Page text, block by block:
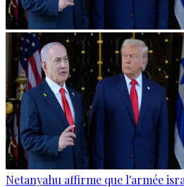
Netanyahu affirme que l'armée